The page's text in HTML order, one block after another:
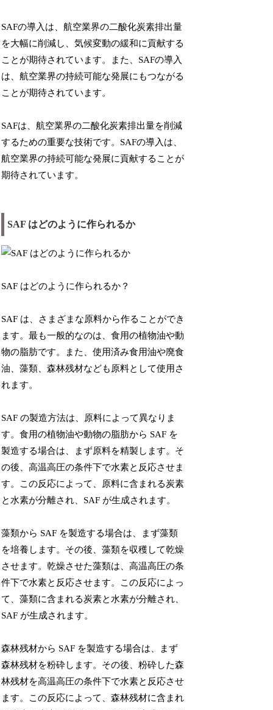
SAFの導入は、航空業界の二酸化炭素排出量
を大幅に削減し、気候変動の緩和に貢献する
ことが期待されています。また、SAFの導入
は、航空業界の持続可能な発展にもつながる
ことが期待されています。
SAFは、航空業界の二酸化炭素排出量を削減
するための重要な技術です。SAFの導入は、
航空業界の持続可能な発展に貢献することが
期待されています。
SAF はどのように作られるか
SAF はどのように作られるか？
SAF は、さまざまな原料から作ることができ
ます。最も一般的なのは、食用の植物油や動
物の脂肪です。また、使用済み食用油や廃食
油、藻類、森林残材なども原料として使用さ
れます。
SAF の製造方法は、原料によって異なりま
す。食用の植物油や動物の脂肪から SAF を
製造する場合は、まず原料を精製します。そ
の後、高温高圧の条件下で水素と反応させま
す。この反応によって、原料に含まれる炭素
と水素が分離され、SAF が生成されます。
藻類から SAF を製造する場合は、まず藻類
を培養します。その後、藻類を収穫して乾燥
させます。乾燥させた藻類は、高温高圧の条
件下で水素と反応させます。この反応によっ
て、藻類に含まれる炭素と水素が分離され、
SAF が生成されます。
森林残材から SAF を製造する場合は、まず
森林残材を粉砕します。その後、粉砕した森
林残材を高温高圧の条件下で水素と反応させ
ます。この反応によって、森林残材に含まれ